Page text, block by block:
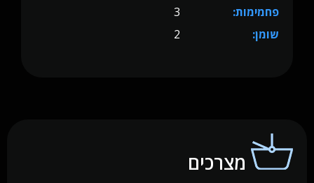
פחמימות:
3
שומן:
2
מצרכים